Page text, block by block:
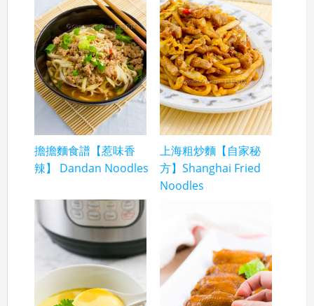
擔擔麵食譜【惹味香
辣】 Dandan Noodles
上海粗炒麵【自家秘
方】Shanghai Fried
Noodles